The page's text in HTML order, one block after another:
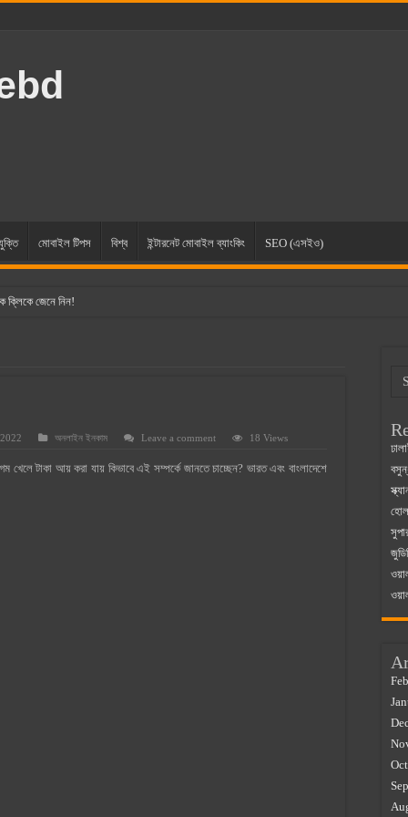
মোবাইল টিপস বিশ্ব ইন্টারনেট মোবাইল ব্যাংকিং SEO (এসইও)
ক্লিকে জেনে নিন!
এর সুযোগ সুবিধা
২০২৫
অনলাইন ইনকাম Leave a comment 18 Views
খেলে টাকা আয় করা যায় কিভাবে এই সম্পর্কে জানতে চাচ্ছেন? ভারত এবং বাংলাদেশে